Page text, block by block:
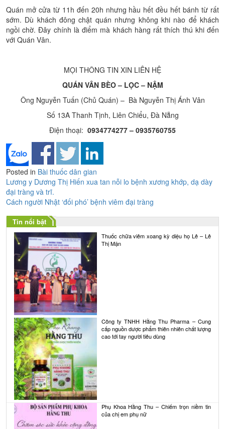
Quán mở cửa từ 11h đến 20h nhưng hầu hết đều hết bánh từ rất
sớm. Dù khách đông chật quán nhưng không khi nào để khách
ngồi chờ. Đây chính là điểm mà khách hàng rất thích thú khi đến
với Quán Vân.
MỌI THÔNG TIN XIN LIÊN HỆ
QUÁN VÂN BÈO – LỌC – NẬM
Ông Nguyễn Tuấn (Chủ Quán) – Bà Nguyễn Thị Ánh Vân
Số 13A Thanh Tịnh, Liên Chiểu, Đà Nẵng
Điện thoại: 0934774277 – 0935760755
Posted in Bài thuốc dân gian
Điều
hướng
bài
viết
Lương y Dương Thị Hiến xua tan nỗi lo bệnh xương khớp, dạ dày
đại tràng và trĩ.
Cách người Nhật ‘đối phó’ bệnh viêm đại tràng
Tin nổi bật
Thuốc chữa viêm xoang kỳ diệu họ Lê – Lê
Thị Mận
Công ty TNHH Hằng Thu Pharma – Cung
cấp nguồn dược phẩm thiên nhiên chất lượng
cao tới tay người tiêu dùng
Phụ Khoa Hằng Thu – Chiếm trọn niềm tin
của chị em phụ nữ